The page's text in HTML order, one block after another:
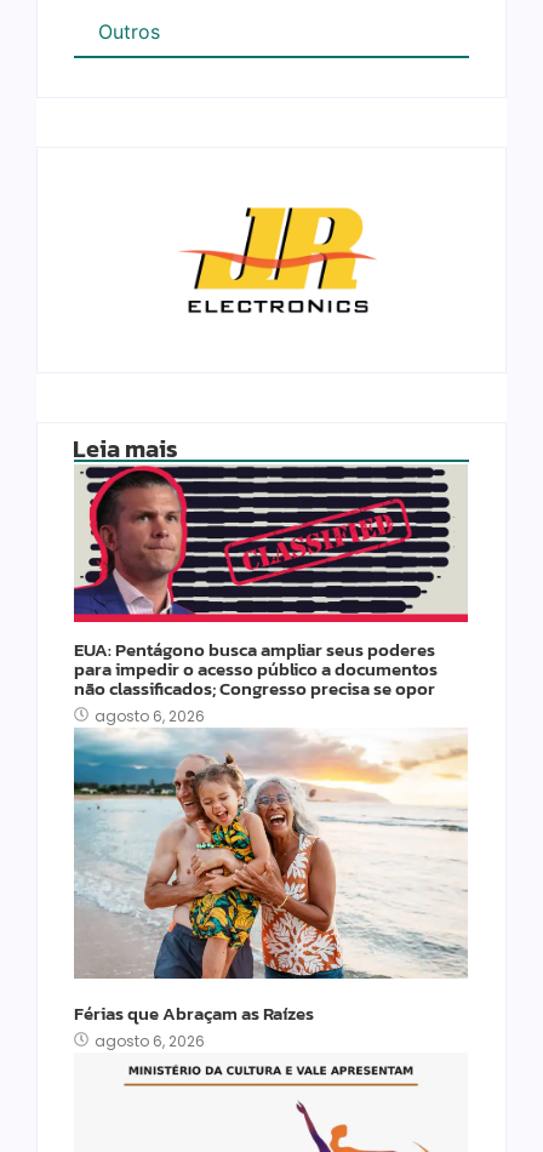
Outros
Leia mais
EUA: Pentágono busca ampliar seus poderes
para impedir o acesso público a documentos
não classificados; Congresso precisa se opor
agosto 6, 2026
Férias que Abraçam as Raízes
agosto 6, 2026